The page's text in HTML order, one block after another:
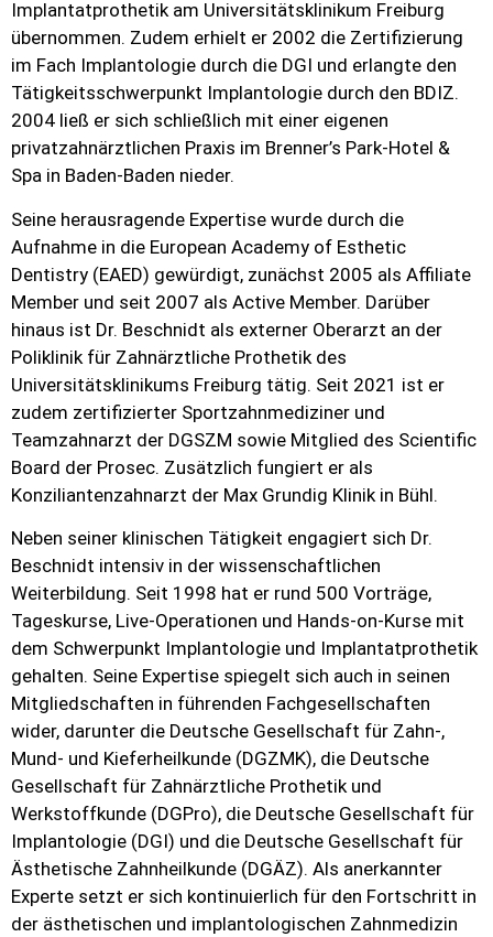
Implantatprothetik am Universitätsklinikum Freiburg
übernommen. Zudem erhielt er 2002 die Zertifizierung
im Fach Implantologie durch die DGI und erlangte den
Tätigkeitsschwerpunkt Implantologie durch den BDIZ.
2004 ließ er sich schließlich mit einer eigenen
privatzahnärztlichen Praxis im Brenner’s Park-Hotel &
Spa in Baden-Baden nieder.
Seine herausragende Expertise wurde durch die
Aufnahme in die European Academy of Esthetic
Dentistry (EAED) gewürdigt, zunächst 2005 als Affiliate
Member und seit 2007 als Active Member. Darüber
hinaus ist Dr. Beschnidt als externer Oberarzt an der
Poliklinik für Zahnärztliche Prothetik des
Universitätsklinikums Freiburg tätig. Seit 2021 ist er
zudem zertifizierter Sportzahnmediziner und
Teamzahnarzt der DGSZM sowie Mitglied des Scientific
Board der Prosec. Zusätzlich fungiert er als
Konziliantenzahnarzt der Max Grundig Klinik in Bühl.
Neben seiner klinischen Tätigkeit engagiert sich Dr.
Beschnidt intensiv in der wissenschaftlichen
Weiterbildung. Seit 1998 hat er rund 500 Vorträge,
Tageskurse, Live-Operationen und Hands-on-Kurse mit
dem Schwerpunkt Implantologie und Implantatprothetik
gehalten. Seine Expertise spiegelt sich auch in seinen
Mitgliedschaften in führenden Fachgesellschaften
wider, darunter die Deutsche Gesellschaft für Zahn-,
Mund- und Kieferheilkunde (DGZMK), die Deutsche
Gesellschaft für Zahnärztliche Prothetik und
Werkstoffkunde (DGPro), die Deutsche Gesellschaft für
Implantologie (DGI) und die Deutsche Gesellschaft für
Ästhetische Zahnheilkunde (DGÄZ). Als anerkannter
Experte setzt er sich kontinuierlich für den Fortschritt in
der ästhetischen und implantologischen Zahnmedizin